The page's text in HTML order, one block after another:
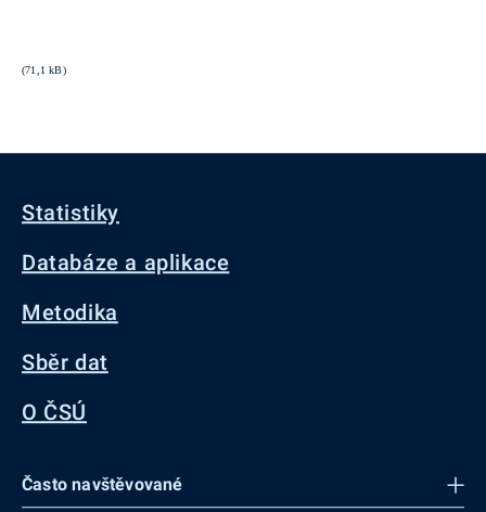
(71,1 kB)
Statistiky
Databáze a aplikace
Metodika
Sběr dat
O ČSÚ
Často navštěvované